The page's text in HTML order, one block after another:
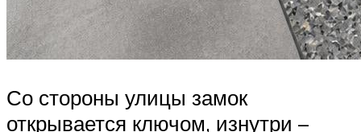
Со стороны улицы замок
открывается ключом, изнутри –